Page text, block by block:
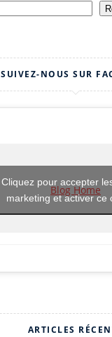
SUIVEZ-NOUS SUR
Blog Home
Cliquez pour accepter
marketing et activer ce
ARTICLES